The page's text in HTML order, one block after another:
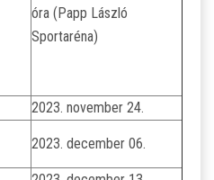
óra (Papp László
Sportaréna)
2023. november 24.
2023. december 06.